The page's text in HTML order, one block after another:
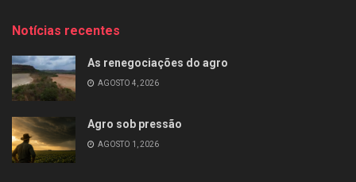
Notícias recentes
As renegociações do agro
AGOSTO 4, 2026
Agro sob pressão
AGOSTO 1, 2026